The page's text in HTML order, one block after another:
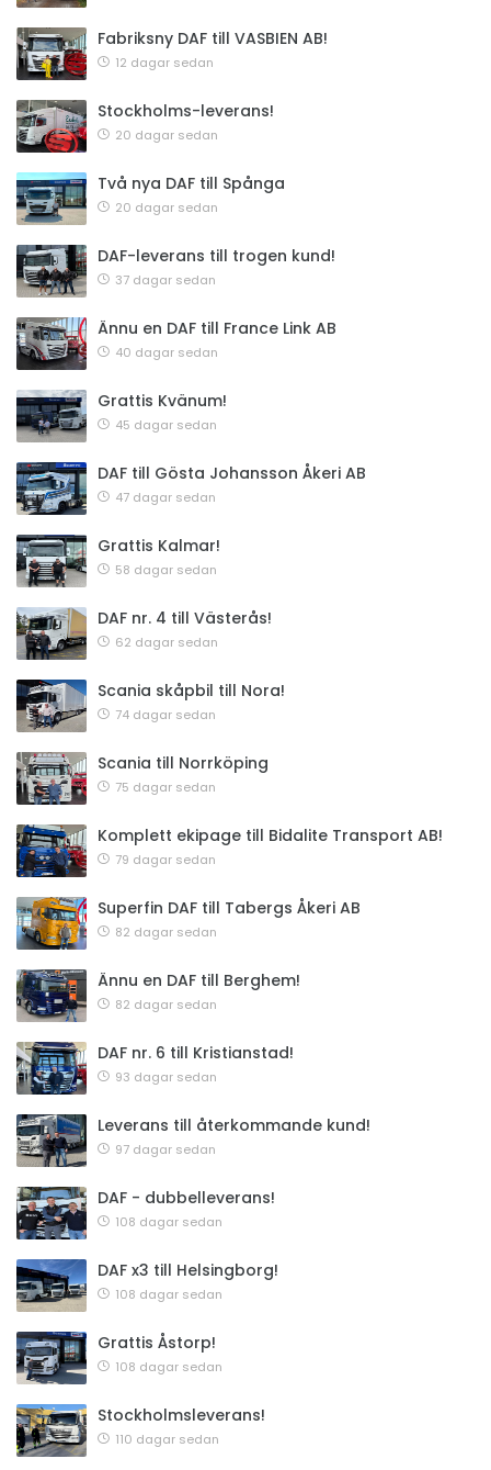
Fabriksny DAF till VASBIEN AB!
12 dagar sedan
Stockholms-leverans!
20 dagar sedan
Två nya DAF till Spånga
20 dagar sedan
DAF-leverans till trogen kund!
37 dagar sedan
Ännu en DAF till France Link AB
40 dagar sedan
Grattis Kvänum!
45 dagar sedan
DAF till Gösta Johansson Åkeri AB
47 dagar sedan
Grattis Kalmar!
58 dagar sedan
DAF nr. 4 till Västerås!
62 dagar sedan
Scania skåpbil till Nora!
74 dagar sedan
Scania till Norrköping
75 dagar sedan
Komplett ekipage till Bidalite Transport AB!
79 dagar sedan
Superfin DAF till Tabergs Åkeri AB
82 dagar sedan
Ännu en DAF till Berghem!
82 dagar sedan
DAF nr. 6 till Kristianstad!
93 dagar sedan
Leverans till återkommande kund!
97 dagar sedan
DAF - dubbelleverans!
108 dagar sedan
DAF x3 till Helsingborg!
108 dagar sedan
Grattis Åstorp!
108 dagar sedan
Stockholmsleverans!
110 dagar sedan